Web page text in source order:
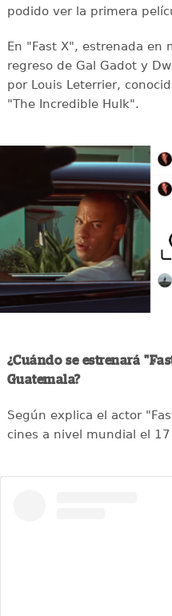
podido ver la primera
En "Fast X", estrenada en
regreso de Gal Gadot y
por Louis Leterrier,
"The Incredible Hulk".
¿Cuándo se estrenará
Guatemala?
Según explica el actor
cines a nivel mundial el